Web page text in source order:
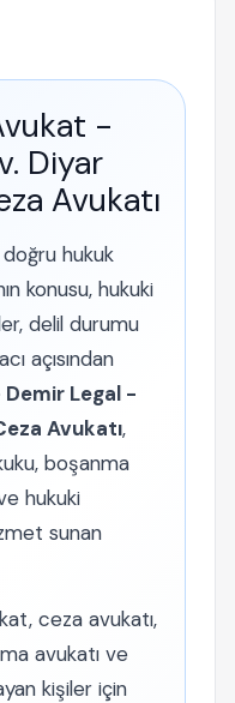
-
Diyar
Avukatı
hukuk
konusu, hukuki
delil durumu
açısından
Legal -
Avukatı,
boşanma
hukuki
sunan
ceza avukatı,
avukatı ve
kişiler için